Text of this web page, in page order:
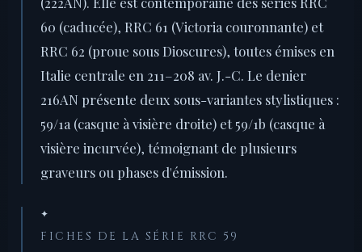
60 (caducée), RRC 61 (Victoria couronnante) et
RRC 62 (proue sous Dioscures), toutes émises en
Italie centrale en 211–208 av. J.-C. Le denier
216AN présente deux sous-variantes stylistiques :
59/1a (casque à visière droite) et 59/1b (casque à
visière incurvée), témoignant de plusieurs
graveurs ou phases d'émission.
✦
FICHES DE LA SÉRIE RRC 59